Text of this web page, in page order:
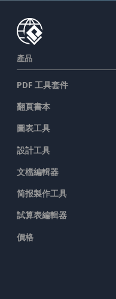
產品
PDF 工具套件
翻頁書本
圖表工具
設計工具
文檔編輯器
简报製作工具
試算表編輯器
價格